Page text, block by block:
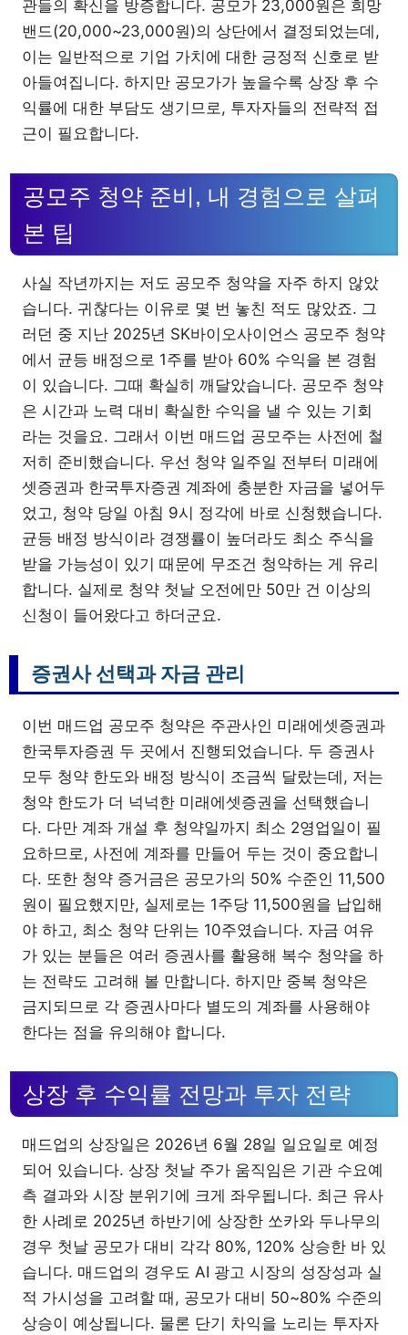
관들의 확신을 방증합니다. 공모가 23,000원은 희망
밴드(20,000~23,000원)의 상단에서 결정되었는데,
이는 일반적으로 기업 가치에 대한 긍정적 신호로 받
아들여집니다. 하지만 공모가가 높을수록 상장 후 수
익률에 대한 부담도 생기므로, 투자자들의 전략적 접
근이 필요합니다.
공모주 청약 준비, 내 경험으로 살펴
본 팁
사실 작년까지는 저도 공모주 청약을 자주 하지 않았
습니다. 귀찮다는 이유로 몇 번 놓친 적도 많았죠. 그
러던 중 지난 2025년 SK바이오사이언스 공모주 청약
에서 균등 배정으로 1주를 받아 60% 수익을 본 경험
이 있습니다. 그때 확실히 깨달았습니다. 공모주 청약
은 시간과 노력 대비 확실한 수익을 낼 수 있는 기회
라는 것을요. 그래서 이번 매드업 공모주는 사전에 철
저히 준비했습니다. 우선 청약 일주일 전부터 미래에
셋증권과 한국투자증권 계좌에 충분한 자금을 넣어두
었고, 청약 당일 아침 9시 정각에 바로 신청했습니다.
균등 배정 방식이라 경쟁률이 높더라도 최소 주식을
받을 가능성이 있기 때문에 무조건 청약하는 게 유리
합니다. 실제로 청약 첫날 오전에만 50만 건 이상의
신청이 들어왔다고 하더군요.
증권사 선택과 자금 관리
이번 매드업 공모주 청약은 주관사인 미래에셋증권과
한국투자증권 두 곳에서 진행되었습니다. 두 증권사
모두 청약 한도와 배정 방식이 조금씩 달랐는데, 저는
청약 한도가 더 넉넉한 미래에셋증권을 선택했습니
다. 다만 계좌 개설 후 청약일까지 최소 2영업일이 필
요하므로, 사전에 계좌를 만들어 두는 것이 중요합니
다. 또한 청약 증거금은 공모가의 50% 수준인 11,500
원이 필요했지만, 실제로는 1주당 11,500원을 납입해
야 하고, 최소 청약 단위는 10주였습니다. 자금 여유
가 있는 분들은 여러 증권사를 활용해 복수 청약을 하
는 전략도 고려해 볼 만합니다. 하지만 중복 청약은
금지되므로 각 증권사마다 별도의 계좌를 사용해야
한다는 점을 유의해야 합니다.
상장 후 수익률 전망과 투자 전략
매드업의 상장일은 2026년 6월 28일 일요일로 예정
되어 있습니다. 상장 첫날 주가 움직임은 기관 수요예
측 결과와 시장 분위기에 크게 좌우됩니다. 최근 유사
한 사례로 2025년 하반기에 상장한 쏘카와 두나무의
경우 첫날 공모가 대비 각각 80%, 120% 상승한 바 있
습니다. 매드업의 경우도 AI 광고 시장의 성장성과 실
적 가시성을 고려할 때, 공모가 대비 50~80% 수준의
상승이 예상됩니다. 물론 단기 차익을 노리는 투자자